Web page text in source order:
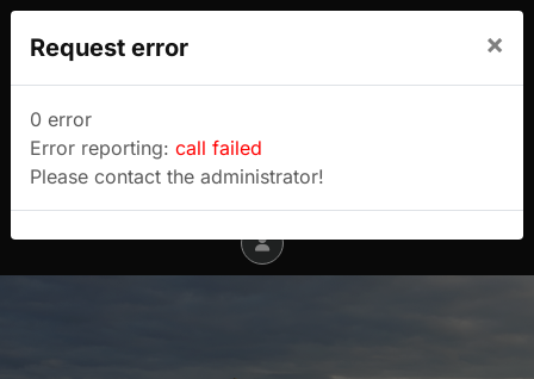
Sulyok Gábor túrablogja
Menu
Request error ×
0 error
Error reporting: call failed
Please contact the administrator!